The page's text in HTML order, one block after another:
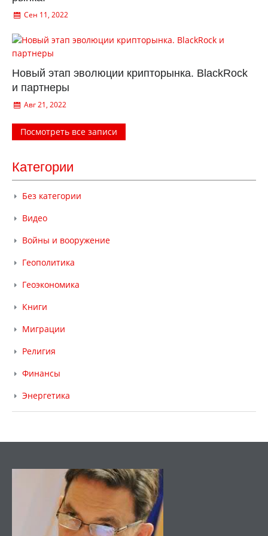
Сен 11, 2022
Новый этап эволюции крипторынка. BlackRock
и партнеры
Авг 21, 2022
Посмотреть все записи
Категории
Без категории
Видео
Войны и вооружение
Геополитика
Геоэкономика
Книги
Миграции
Религия
Финансы
Энергетика